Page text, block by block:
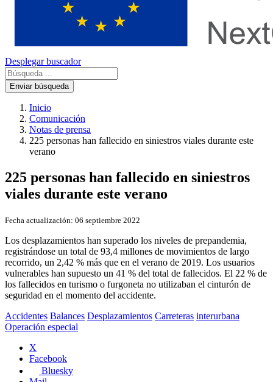
Desplegar buscador
Enviar búsqueda
Inicio
Comunicación
Notas de prensa
225 personas han fallecido en siniestros viales durante este
verano
225 personas han fallecido en siniestros
viales durante este verano
Fecha actualización: 06 septiembre 2022
Los desplazamientos han superado los niveles de prepandemia,
registrándose un total de 93,4 millones de movimientos de largo
recorrido, un 2,42 % más que en el verano de 2019. Los usuarios
vulnerables han supuesto un 41 % del total de fallecidos. El 22 % de
los fallecidos en turismo o furgoneta no utilizaban el cinturón de
seguridad en el momento del accidente.
Accidentes Balances Desplazamientos Carreteras interurbana
Operación especial
X
Facebook
Bluesky